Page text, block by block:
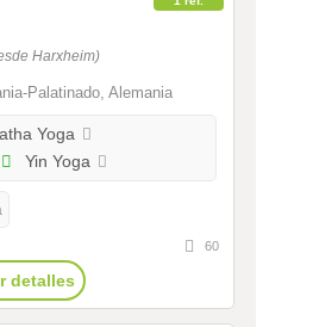
Harxheim)
Palatinado, Alemania
Yoga
Yin Yoga
60
detalles